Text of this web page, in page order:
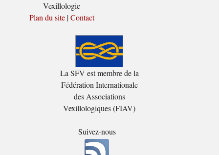
Vexillologie
Plan du site|Contact
La SFV est membre de la
Fédération Internationale
des Associations
Vexillologiques (FIAV)
Suivez-nous